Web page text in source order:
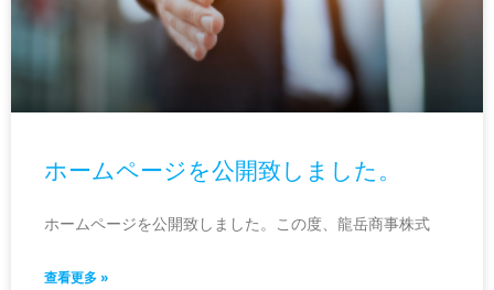
ホームページを公開致しました。
ホームページを公開致しました。この度、龍岳商事株式
查看更多 »